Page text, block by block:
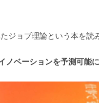
ジョブ理論という本を読
ノベーションを予測可能